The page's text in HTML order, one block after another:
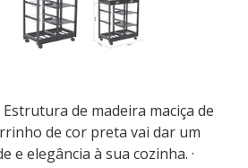
Estrutura de madeira maciça de
de cor preta vai dar um
e elegância à sua cozinha. ·